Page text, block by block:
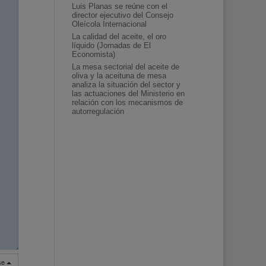
◢
Luis Planas se reúne con el
director ejecutivo del Consejo
Oleícola Internacional
La calidad del aceite, el oro
líquido (Jornadas de El
Economista)
La mesa sectorial del aceite de
oliva y la aceituna de mesa
analiza la situación del sector y
las actuaciones del Ministerio en
relación con los mecanismos de
autorregulación